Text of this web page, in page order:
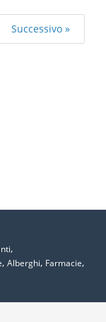
Successivo »
,
, Alberghi, Farmacie,